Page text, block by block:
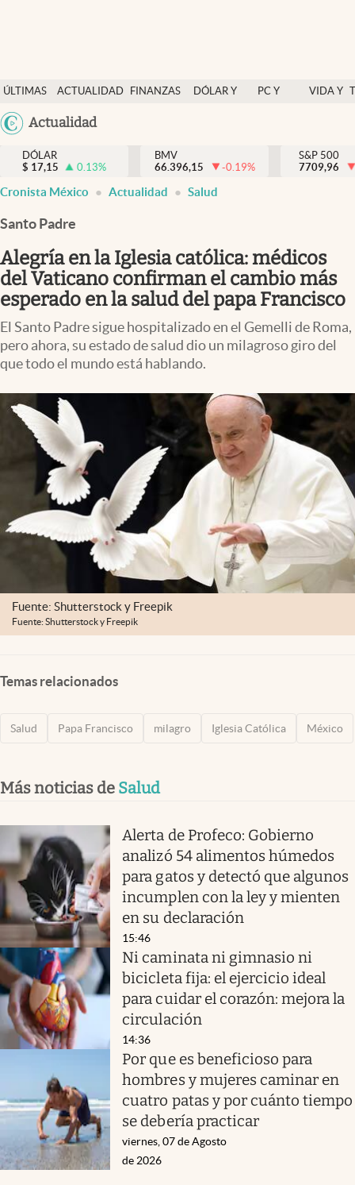
ÚLTIMAS
NOTICIAS
ACTUALIDAD
FINANZAS
DÓLAR Y
PC Y
VIDA Y
México
Actualidad
Actualidad
Finanzas y economía
Dólar y mercados
Pc y celular
Vida y estilo
Tv
Clima
Espiritualidad
Mediakit
abre en nueva pestaña
México
DÓLAR
$ 17,15 0.13%
BMV
66.396,15
-0.19%
S&P 500
7709,96
Cronista México Actualidad Salud
Santo Padre
Alegría en la Iglesia católica: médicos
del Vaticano confirman el cambio más
esperado en la salud del papa Francisco
El Santo Padre sigue hospitalizado en el Gemelli de Roma,
pero ahora, su estado de salud dio un milagroso giro del
que todo el mundo está hablando.
Fuente: Shutterstock y Freepik
Fuente: Shutterstock y Freepik
Temas relacionados
Salud Papa Francisco milagro Iglesia Católica México
Más noticias de Salud
Alerta de Profeco: Gobierno
analizó 54 alimentos húmedos
para gatos y detectó que algunos
incumplen con la ley y mienten
en su declaración
15:46
Ni caminata ni gimnasio ni
bicicleta fija: el ejercicio ideal
para cuidar el corazón: mejora la
circulación
14:36
Por que es beneficioso para
hombres y mujeres caminar en
cuatro patas y por cuánto tiempo
se debería practicar
viernes, 07 de Agosto
de 2026